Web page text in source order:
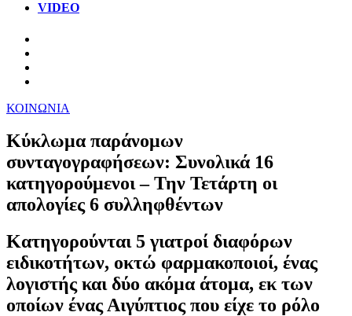
VIDEO
ΚΟΙΝΩΝΙΑ
Κύκλωμα παράνομων
συνταγογραφήσεων: Συνολικά 16
κατηγορούμενοι – Την Τετάρτη οι
απολογίες 6 συλληφθέντων
Κατηγορούνται 5 γιατροί διαφόρων
ειδικοτήτων, οκτώ φαρμακοποιοί, ένας
λογιστής και δύο ακόμα άτομα, εκ των
οποίων ένας Αιγύπτιος που είχε το ρόλο